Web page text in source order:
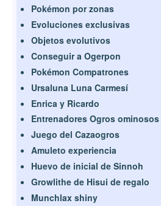
Pokémon por zonas
Evoluciones exclusivas
Objetos evolutivos
Conseguir a Ogerpon
Pokémon Compatrones
Ursaluna Luna Carmesí
Enrica y Ricardo
Entrenadores Ogros ominosos
Juego del Cazaogros
Amuleto experiencia
Huevo de inicial de Sinnoh
Growlithe de Hisui de regalo
Munchlax shiny